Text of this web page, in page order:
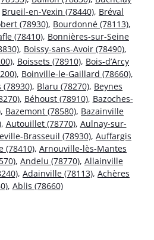
Brueil-en-Vexin (78440), Bréval
(78930), Bourdonné (78113),
(78410), Bonnières-sur-Seine
, Boissy-sans-Avoir (78490),
, Boissets (78910), Bois-d’Arcy
, Boinville-le-Gaillard (78660),
, Blaru (78270), Beynes
, Béhoust (78910), Bazoches-
, Bazemont (78580), Bazainville
, Autouillet (78770), Aulnay-sur-
Brasseuil (78930), Auffargis
(78410), Arnouville-lès-Mantes
, Andelu (78770), Allainville
, Adainville (78113), Achères
, Ablis (78660)